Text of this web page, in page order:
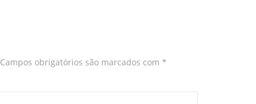
Campos obrigatórios são marcados com *